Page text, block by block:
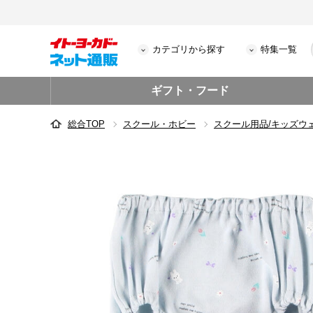
カテゴリから探す 特集一覧
ギフト・フード
総合TOP スクール・ホビー スクール用品/キッズウ